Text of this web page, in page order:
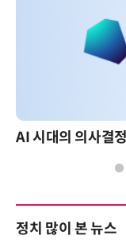
정치 많이 본 뉴스